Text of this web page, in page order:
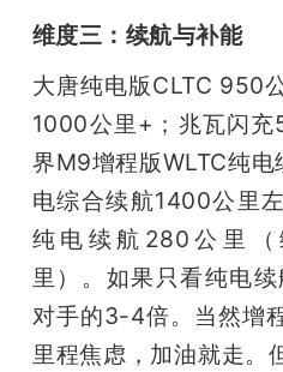
维度三：续航与补能
大唐纯电版CLTC 950
1000公里+；兆瓦闪
界M9增程版WLTC纯
电综合续航1400公里
纯电续航280公里
里）。如果只看纯电
对手的3-4倍。当然增
里程焦虑，加油就走。